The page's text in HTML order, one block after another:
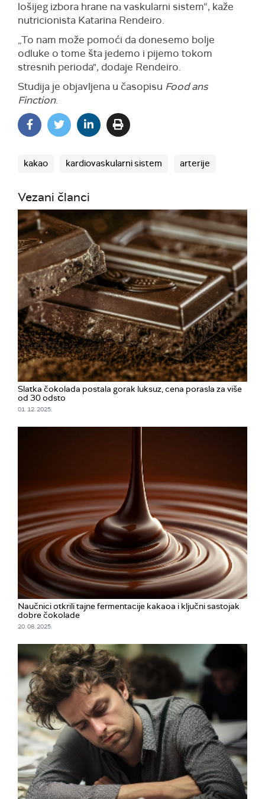
lošijeg izbora hrane na vaskularni sistem“, kaže
nutricionista Katarina Rendeiro.
„To nam može pomoći da donesemo bolje
odluke o tome šta jedemo i pijemo tokom
stresnih perioda", dodaje Rendeiro.
Studija je objavljena u časopisu Food ans
Finction.
kakao kardiovaskularni sistem arterije
Vezani članci
Slatka čokolada postala gorak luksuz, cena porasla za više
od 30 odsto
01. 12. 2025.
Naučnici otkrili tajne fermentacije kakaoa i ključni sastojak
dobre čokolade
20. 08. 2025.